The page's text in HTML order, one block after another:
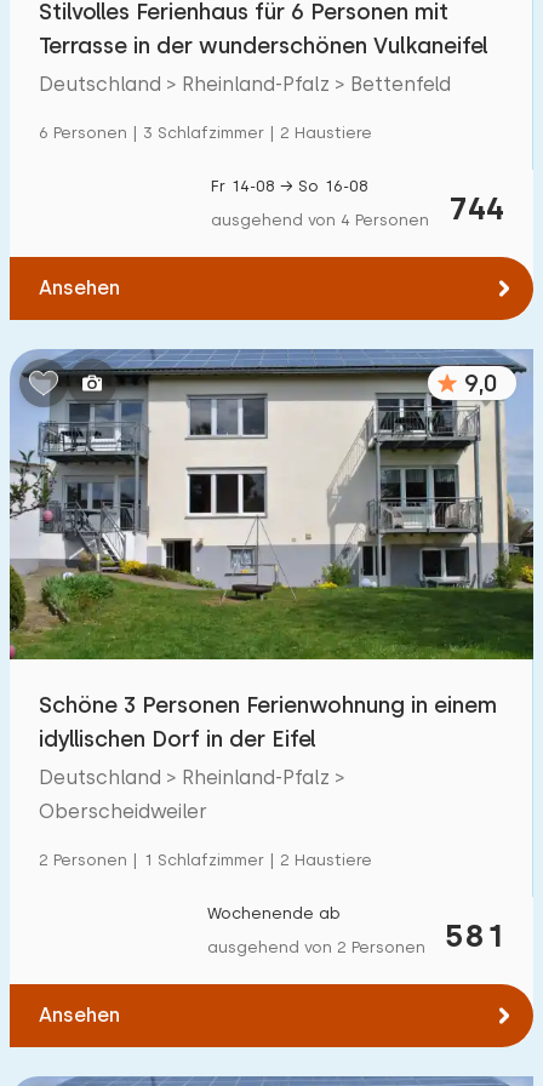
Ferienwohnung
Hausboot
Kindermöbel
Eingezäunter Garten 0
Spielgeräte im Garten 5
Hallenbad
Freibad
Kinderanimation 0
Kindereinrichtungen im Park 0
Zugänglichkeit
Eingeschränkte Mobilität
Rollstuhlgerecht
Hilfsmittel
Stilvolles Ferienhaus für 6 Personen mit
Terrasse in der wunderschönen Vulkaneifel
Deutschland > Rheinland-Pfalz > Bettenfeld
6 Personen | 3 Schlafzimmer | 2 Haustiere
744
Fr 14-08 → So 16-08
ausgehend von 4 Personen
Ansehen
9,0
Schöne 3 Personen Ferienwohnung in einem
idyllischen Dorf in der Eifel
Deutschland > Rheinland-Pfalz >
Oberscheidweiler
2 Personen | 1 Schlafzimmer | 2 Haustiere
581
Wochenende ab
ausgehend von 2 Personen
Ansehen